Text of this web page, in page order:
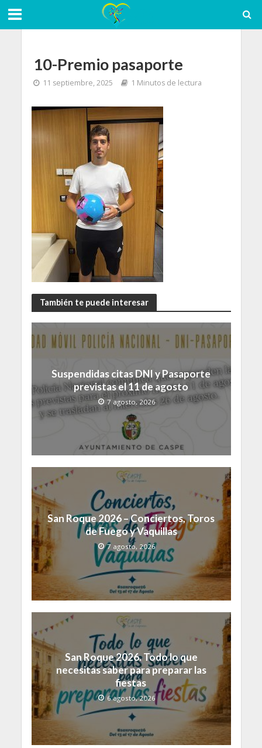
10-Premio pasaporte
11 septiembre, 2025 1 Minutos de lectura
También te puede interesar
Suspendidas citas DNI y Pasaporte
previstas el 11 de agosto
7 agosto, 2026
San Roque 2026 – Conciertos, Toros
de Fuego y Vaquillas
7 agosto, 2026
San Roque 2026. Todo lo que
necesitas saber para preparar las
fiestas
6 agosto, 2026